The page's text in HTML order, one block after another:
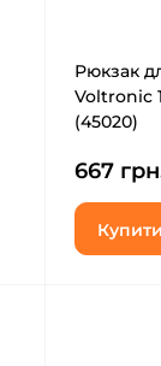
Рюкзак
Voltronic
(45020)
667
Купити